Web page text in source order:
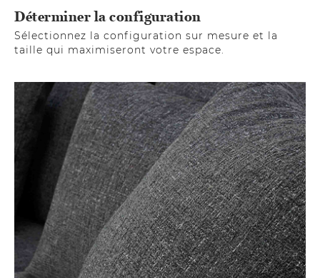
Déterminer la configuration
Sélectionnez la configuration sur mesure et la
taille qui maximiseront votre espace.